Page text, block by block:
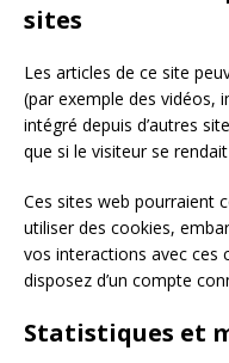
sites
Les articles de ce site
(par exemple des vidéos,
intégré depuis d’autres
que si le visiteur se
Ces sites web pourraient
utiliser des cookies,
vos interactions avec ces
disposez d’un compte
Statistiques et